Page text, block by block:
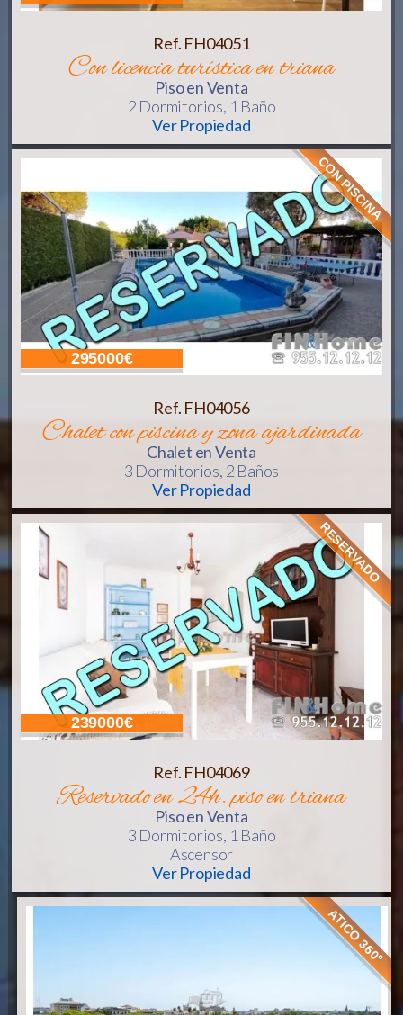
Ref. FH04051
con licencia turística en triana
Pisoen Venta
2 Dormitorios, 1 Baño
Ver Propiedad
295000€
CON PISCINA
Ref. FH04056
chalet con piscina y zona ajardinada
Chalet en Venta
3 Dormitorios, 2 Baños
Ver Propiedad
239000€
RESERVADO
Ref. FH04069
reservado en 24h. piso en triana
Pisoen Venta
3 Dormitorios, 1 Baño
Ascensor
Ver Propiedad
ATICO 360º